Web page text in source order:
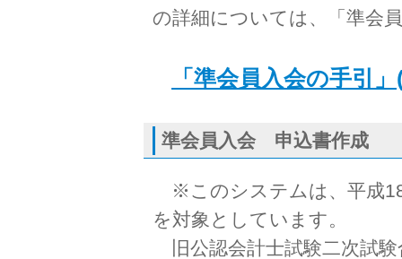
の詳細については、「準会
「準会員入会の手引
準会員入会 申込書作成
※このシステムは、平成
を対象としています。
旧公認会計士試験二次試